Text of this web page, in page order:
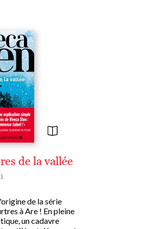
de la vallée
de la série
à Are ! En pleine
un cadavre